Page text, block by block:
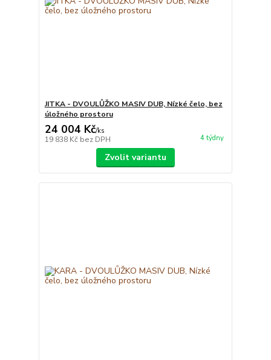
JITKA - DVOULŮŽKO MASIV DUB, Nízké čelo, bez
úložného prostoru
24 004 Kč/ks
19 838 Kč bez DPH 4 týdny
Zvolit variantu